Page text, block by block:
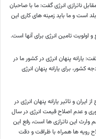
ناترازی انرژی گفت: ما با صاحبان
و ما باید زمینه های کاری این
اولویت تامین انرژی برای آنها است.
یارانه پنهان انرژی در کشور ما در
کشور، برای یارانه پنهان انرژی
و تاثیر یارانه پنهان انرژی در
و عدم اصلاح قیمت انرژی در سال
این ناترازی ها است، رفع این
رویه ها همراه با ظرافت و دقت